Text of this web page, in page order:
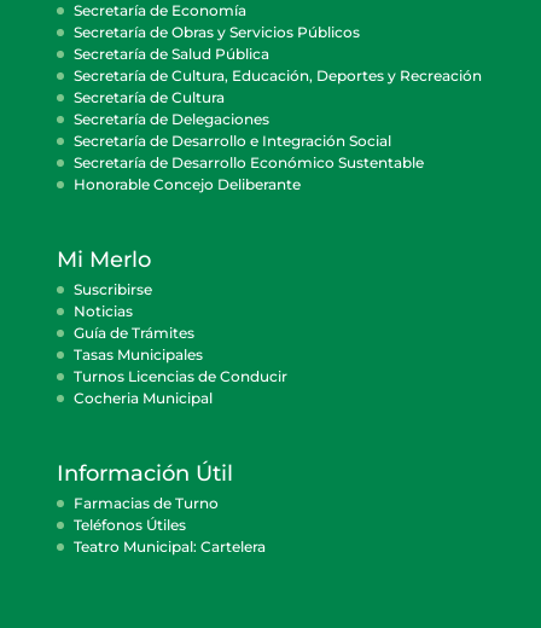
Secretaría de Economía
Secretaría de Obras y Servicios Públicos
Secretaría de Salud Pública
Secretaría de Cultura, Educación, Deportes y Recreación
Secretaría de Cultura
Secretaría de Delegaciones
Secretaría de Desarrollo e Integración Social
Secretaría de Desarrollo Económico Sustentable
Honorable Concejo Deliberante
Mi Merlo
Suscribirse
Noticias
Guía de Trámites
Tasas Municipales
Turnos Licencias de Conducir
Cocheria Municipal
Información Útil
Farmacias de Turno
Teléfonos Útiles
Teatro Municipal: Cartelera